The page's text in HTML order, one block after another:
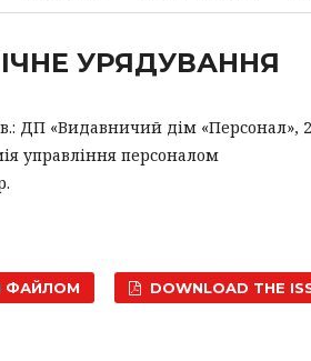
УРЯДУВАННЯ
ДП «Видавничий дім «Персонал»,
управління персоналом
ФАЙЛОМ DOWNLOAD THE